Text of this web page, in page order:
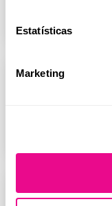
Estatísticas
Marketing
Channel
Especialista